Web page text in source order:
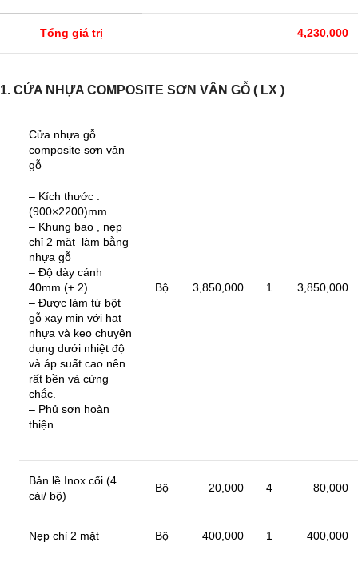
Tổng giá trị 4,230,000
1. CỬA NHỰA COMPOSITE SƠN VÂN GỖ ( LX )
Cửa nhựa gỗ
composite sơn vân
gỗ
– Kích thước :
(900×2200)mm
– Khung bao , nẹp
chỉ 2 mặt làm bằng
nhựa gỗ
– Độ dày cánh
40mm (± 2).
– Được làm từ bột
gỗ xay mịn với hạt
nhựa và keo chuyên
dụng dưới nhiệt độ
và áp suất cao nên
rất bền và cứng
chắc.
– Phủ sơn hoàn
thiện.
Bộ 3,850,000 1 3,850,000
Bản lề Inox cối (4
cái/ bộ)
Bộ 20,000 4 80,000
Nẹp chỉ 2 mặt Bộ 400,000 1 400,000